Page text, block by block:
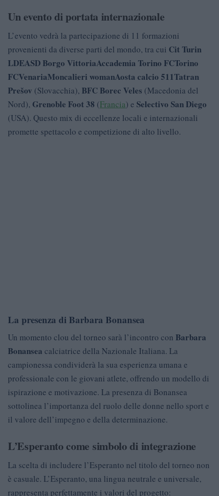
Un evento di portata internazionale
L’evento vedrà la partecipazione di 11 formazioni
provenienti da diverse parti del mondo, tra cui Cit Turin
LDEASD Borgo VittoriaAccademia Torino FCTorino
FCVenariaMoncalieri womanAosta calcio 511Tatran
Prešov (Slovacchia), BFC Borec Veles (Macedonia del
Nord), Grenoble Foot 38 (Francia) e Selectivo San Diego
(USA). Questo mix di eccellenze locali e internazionali
promette spettacolo e competizione di alto livello.
La presenza di Barbara Bonansea
Un momento clou del torneo sarà l’incontro con Barbara
Bonansea calciatrice della Nazionale Italiana. La
campionessa condividerà la sua esperienza umana e
professionale con le giovani atlete, offrendo un modello di
ispirazione e motivazione. La presenza di Bonansea
sottolinea l’importanza del ruolo delle donne nello sport e
il valore dell’impegno e della determinazione.
L’Esperanto come simbolo di integrazione
La scelta di includere l’Esperanto nel titolo del torneo non
è casuale. L’Esperanto, una lingua neutrale e universale,
rappresenta perfettamente i valori del progetto: